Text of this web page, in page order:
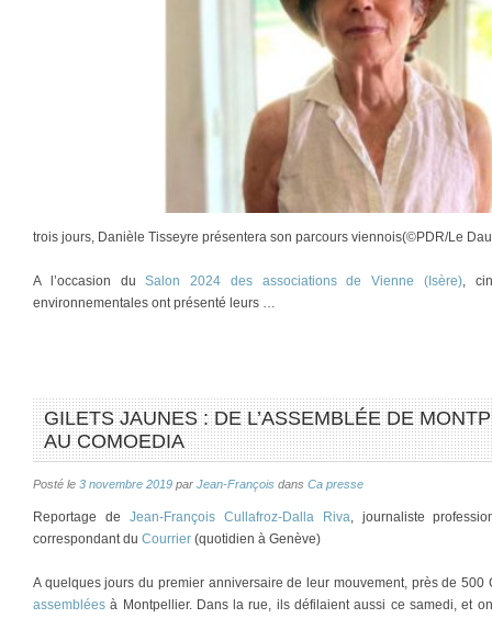
trois jours, Danièle Tisseyre présentera son parcours viennois(©PDR/Le
A l’occasion duSalon 2024 des associations de Vienne (Isère),
environnementales ont présenté leurs …
GILETS JAUNES : DE L’ASSEMBLÉE DE
AU COMOEDIA
Posté le 3 novembre 2019 par Jean-François dans Ca presse
Reportage de Jean-François Cullafroz-Dalla Riva, journaliste
correspondant du Courrier (quotidien à Genève)
A quelques jours du premier anniversaire de leur mouvement, près de
assemblées à Montpellier. Dans la rue, ils défilaient aussi ce samedi, et